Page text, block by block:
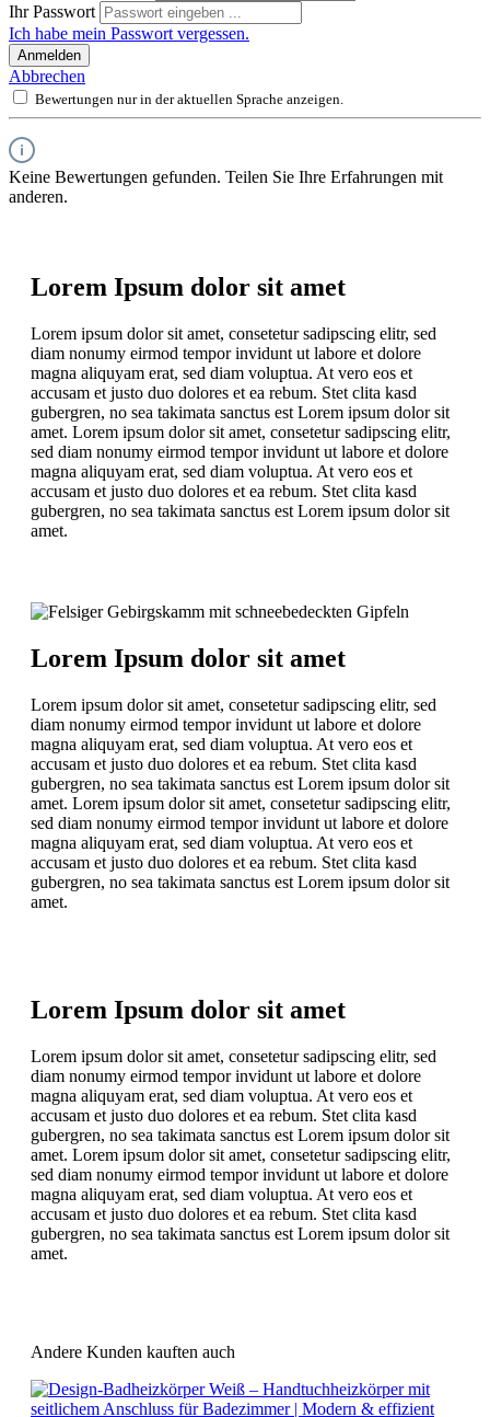
Ihr Passwort
Ich habe mein Passwort vergessen.
Anmelden
Abbrechen
Bewertungen nur in der aktuellen Sprache anzeigen.
Keine Bewertungen gefunden. Teilen Sie Ihre Erfahrungen mit
anderen.
Lorem Ipsum dolor sit amet
Lorem ipsum dolor sit amet, consetetur sadipscing elitr, sed
diam nonumy eirmod tempor invidunt ut labore et dolore
magna aliquyam erat, sed diam voluptua. At vero eos et
accusam et justo duo dolores et ea rebum. Stet clita kasd
gubergren, no sea takimata sanctus est Lorem ipsum dolor sit
amet. Lorem ipsum dolor sit amet, consetetur sadipscing elitr,
sed diam nonumy eirmod tempor invidunt ut labore et dolore
magna aliquyam erat, sed diam voluptua. At vero eos et
accusam et justo duo dolores et ea rebum. Stet clita kasd
gubergren, no sea takimata sanctus est Lorem ipsum dolor sit
amet.
Lorem Ipsum dolor sit amet
Lorem ipsum dolor sit amet, consetetur sadipscing elitr, sed
diam nonumy eirmod tempor invidunt ut labore et dolore
magna aliquyam erat, sed diam voluptua. At vero eos et
accusam et justo duo dolores et ea rebum. Stet clita kasd
gubergren, no sea takimata sanctus est Lorem ipsum dolor sit
amet. Lorem ipsum dolor sit amet, consetetur sadipscing elitr,
sed diam nonumy eirmod tempor invidunt ut labore et dolore
magna aliquyam erat, sed diam voluptua. At vero eos et
accusam et justo duo dolores et ea rebum. Stet clita kasd
gubergren, no sea takimata sanctus est Lorem ipsum dolor sit
amet.
Lorem Ipsum dolor sit amet
Lorem ipsum dolor sit amet, consetetur sadipscing elitr, sed
diam nonumy eirmod tempor invidunt ut labore et dolore
magna aliquyam erat, sed diam voluptua. At vero eos et
accusam et justo duo dolores et ea rebum. Stet clita kasd
gubergren, no sea takimata sanctus est Lorem ipsum dolor sit
amet. Lorem ipsum dolor sit amet, consetetur sadipscing elitr,
sed diam nonumy eirmod tempor invidunt ut labore et dolore
magna aliquyam erat, sed diam voluptua. At vero eos et
accusam et justo duo dolores et ea rebum. Stet clita kasd
gubergren, no sea takimata sanctus est Lorem ipsum dolor sit
amet.
Andere Kunden kauften auch